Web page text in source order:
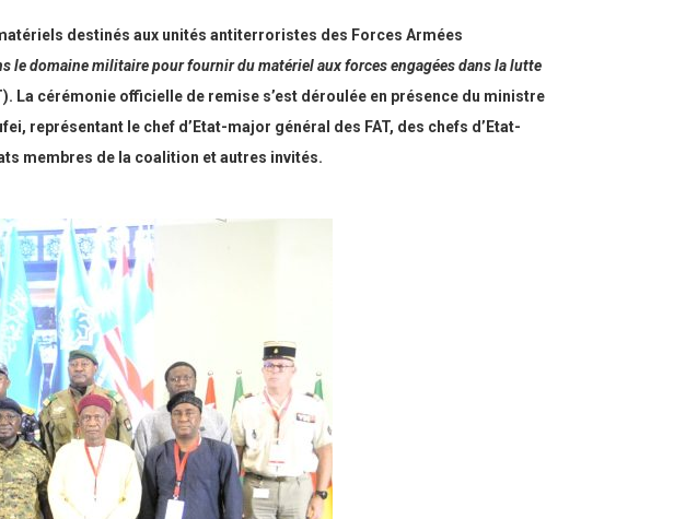
destinés aux unités antiterroristes des Forces Armées
le domaine militaire pour fournir du matériel aux forces engagées dans la lutte
cérémonie officielle de remise s’est déroulée en présence du ministre
représentant le chef d’Etat-major général des FAT, des chefs d’Etat-
membres de la coalition et autres invités.